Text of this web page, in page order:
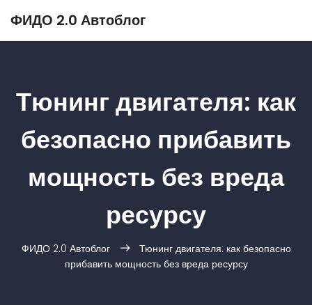
ФИДО 2.0 Автоблог
Тюнинг двигателя: как
безопасно прибавить
мощность без вреда
ресурсу
ФИДО 2.0 Автоблог
Тюнинг двигателя: как безопасно
прибавить мощность без вреда ресурсу